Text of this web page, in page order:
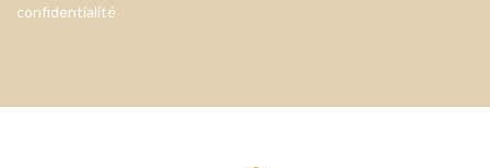
confidentialité